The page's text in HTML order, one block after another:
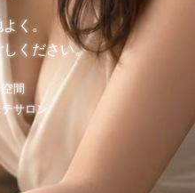
く。
ください。
間
サロン